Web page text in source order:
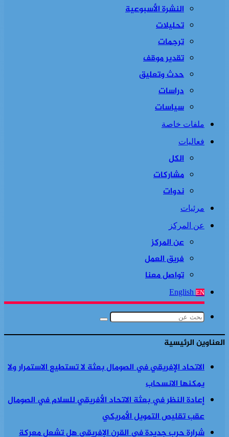
النشرة الأسبوعية
تحليلات
ترجمات
تقدير موقف
حدث وتعليق
دراسات
سياسات
ملفات خاصة
فعاليات
الكل
مشاركات
ندوات
مرئيات
عن المركز
عن المركز
فريق العمل
تواصل معنا
English EN
بحث
العناوين الرئيسية
الاتحاد الإفريقي في الصومال بعثة لا تستطيع الاستمرار ولا
يمكنها الانسحاب
إعادة النظر في بعثة الاتحاد الأفريقي للسلام في الصومال
عقب تقليص التمويل الأمريكي
شرارة حرب جديدة في القرن الإفريقي هل تشعل معركة